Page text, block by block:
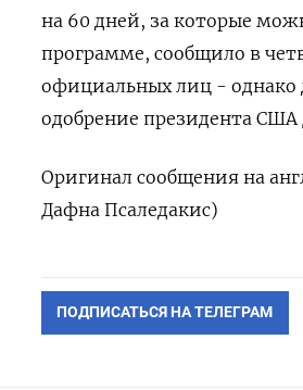
‌на 60 ‌дней, за которые
программе, сообщило в
‌официальных лиц - однако
одобрение президента США
Оригинал сообщения на
‌Дафна Псаледакис)
ПОДПИСАТЬСЯ НА ТЕЛЕГРАМ